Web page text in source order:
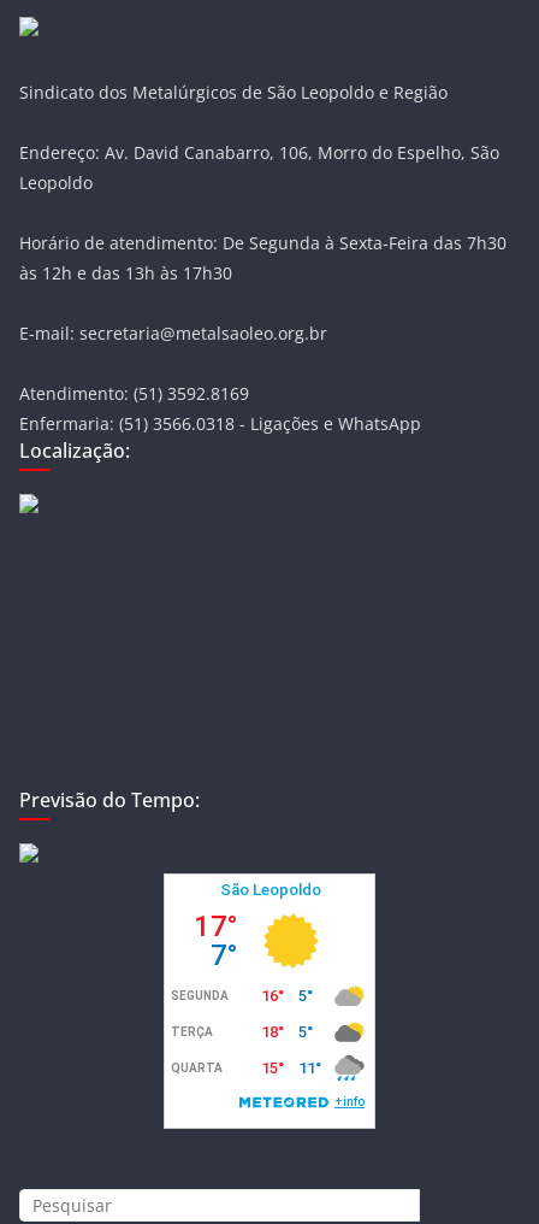
Sindicato dos Metalúrgicos de São Leopoldo e Região
Endereço: Av. David Canabarro, 106, Morro do Espelho, São
Leopoldo
Horário de atendimento: De Segunda à Sexta-Feira das 7h30
às 12h e das 13h às 17h30
E-mail: secretaria@metalsaoleo.org.br
Atendimento: (51) 3592.8169
Enfermaria: (51) 3566.0318 - Ligações e WhatsApp
Localização:
Previsão do Tempo: